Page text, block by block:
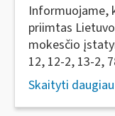
Informuojame,
priimtas
mokesčio
12, 12-2, 13-2,
Skaityti daugiau